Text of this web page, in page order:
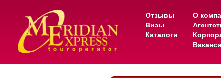
Отзывы
Визы
Каталоги
О